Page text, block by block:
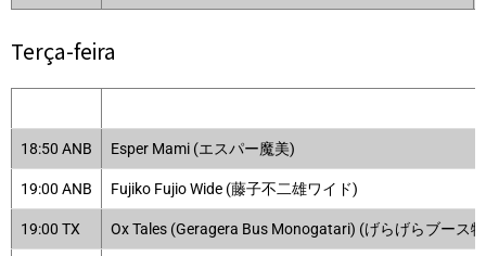
Terça-feira
18:50 ANB Esper Mami (エスパー魔美)
19:00 ANB Fujiko Fujio Wide (藤子不二雄ワイド)
19:00 TX Ox Tales (Geragera Bus Monogatari) (げらげらブース